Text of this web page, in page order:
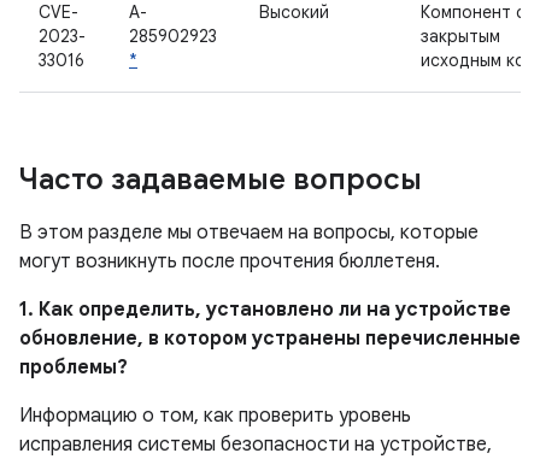
CVE-
2023-
33016
A-
285902923
*
Высокий
Компонент с
закрытым
исходным
Часто задаваемые вопросы
В этом разделе мы отвечаем на вопросы, которые
могут возникнуть после прочтения бюллетеня.
1. Как определить, установлено ли на устройстве
обновление, в котором устранены перечисленные
проблемы?
Информацию о том, как проверить уровень
исправления системы безопасности на устройстве,